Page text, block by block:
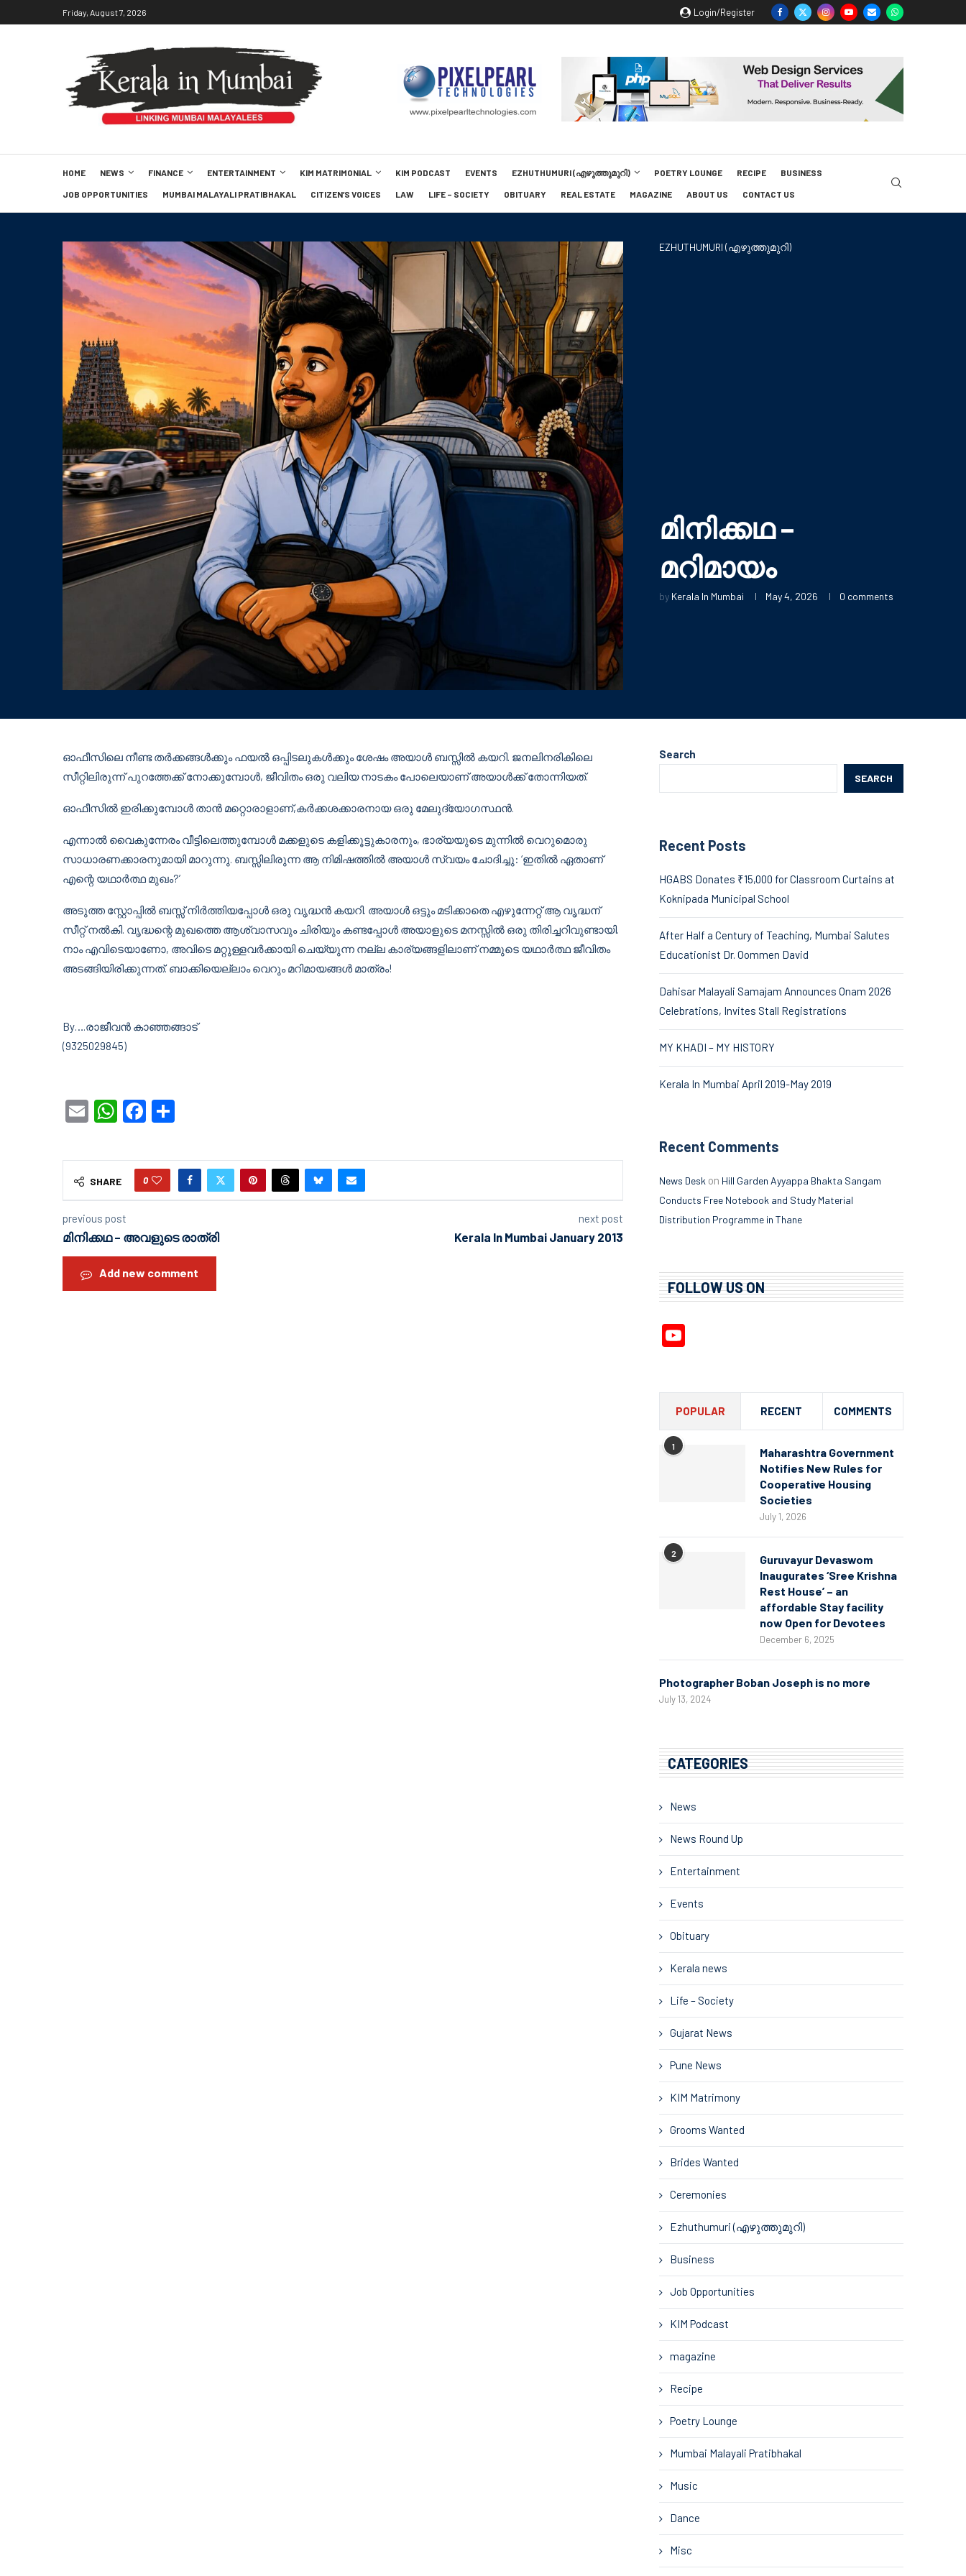
Friday, August 7, 2026 Login/Register
HOME NEWS FINANCE ENTERTAINMENT KIM MATRIMONIAL KIM PODCAST EVENTS EZHUTHUMURI (എഴുത്തുമുറി) POETRY LOUNGE RECIPE BUSINESS
JOB OPPORTUNITIES MUMBAI MALAYALI PRATIBHAKAL CITIZEN’S VOICES LAW LIFE – SOCIETY OBITUARY REAL ESTATE MAGAZINE ABOUT US CONTACT US
EZHUTHUMURI (എഴുത്തുമുറി)
മിനിക്കഥ –
മറിമായം
by Kerala In Mumbai May 4, 2026 0 comments
ഓഫീസിലെ നീണ്ട തർക്കങ്ങൾക്കും ഫയൽ ഒപ്പിടലുകൾക്കും ശേഷം അയാൾ ബസ്സിൽ കയറി. ജനലിനരികിലെ
സീറ്റിലിരുന്ന് പുറത്തേക്ക് നോക്കുമ്പോൾ, ജീവിതം ഒരു വലിയ നാടകം പോലെയാണ് അയാൾക്ക് തോന്നിയത്.
ഓഫീസിൽ ഇരിക്കുമ്പോൾ താൻ മറ്റൊരാളാണ്,കർക്കശക്കാരനായ ഒരു മേലുദ്യോഗസ്ഥൻ.
എന്നാൽ വൈകുന്നേരം വീട്ടിലെത്തുമ്പോൾ മക്കളുടെ കളിക്കൂട്ടുകാരനും, ഭാര്യയുടെ മുന്നിൽ വെറുമൊരു
സാധാരണക്കാരനുമായി മാറുന്നു. ബസ്സിലിരുന്ന ആ നിമിഷത്തിൽ അയാൾ സ്വയം ചോദിച്ചു: ‘ഇതിൽ ഏതാണ്
എന്റെ യഥാർത്ഥ മുഖം?’
അടുത്ത സ്റ്റോപ്പിൽ ബസ്സ് നിർത്തിയപ്പോൾ ഒരു വൃദ്ധൻ കയറി. അയാൾ ഒട്ടും മടിക്കാതെ എഴുന്നേറ്റ് ആ വൃദ്ധന്
സീറ്റ് നൽകി. വൃദ്ധന്റെ മുഖത്തെ ആശ്വാസവും ചിരിയും കണ്ടപ്പോൾ അയാളുടെ മനസ്സിൽ ഒരു തിരിച്ചറിവുണ്ടായി.
നാം എവിടെയാണോ, അവിടെ മറ്റുള്ളവർക്കായി ചെയ്യുന്ന നല്ല കാര്യങ്ങളിലാണ് നമ്മുടെ യഥാർത്ഥ ജീവിതം
അടങ്ങിയിരിക്കുന്നത്. ബാക്കിയെല്ലാം വെറും മറിമായങ്ങൾ മാത്രം!
By….രാജീവൻ കാഞ്ഞങ്ങാട്
(9325029845)
EmailWhatsApp
Facebook
SHARE 0
previous post
മിനിക്കഥ – അവളുടെ രാത്രി
next post
Kerala In Mumbai January 2013
Add new comment
Search
SEARCH
Recent Posts
HGABS Donates ₹15,000 for Classroom Curtains at
Koknipada Municipal School
After Half a Century of Teaching, Mumbai Salutes
Educationist Dr. Oommen David
Dahisar Malayali Samajam Announces Onam 2026
Celebrations, Invites Stall Registrations
MY KHADI – MY HISTORY
Kerala In Mumbai April 2019-May 2019
Recent Comments
News Desk on Hill Garden Ayyappa Bhakta Sangam
Conducts Free Notebook and Study Material
Distribution Programme in Thane
FOLLOW US ON
POPULAR RECENT COMMENTS
1
Maharashtra Government
Notifies New Rules for
Cooperative Housing
Societies
July 1, 2026
2
Guruvayur Devaswom
Inaugurates ‘Sree Krishna
Rest House’ – an
affordable Stay facility
now Open for Devotees
December 6, 2025
Photographer Boban Joseph is no more
July 13, 2024
CATEGORIES
News
News Round Up
Entertainment
Events
Obituary
Kerala news
Life – Society
Gujarat News
Pune News
KIM Matrimony
Grooms Wanted
Brides Wanted
Ceremonies
Ezhuthumuri (എഴുത്തുമുറി)
Business
Job Opportunities
KIM Podcast
magazine
Recipe
Poetry Lounge
Mumbai Malayali Pratibhakal
Music
Dance
Misc